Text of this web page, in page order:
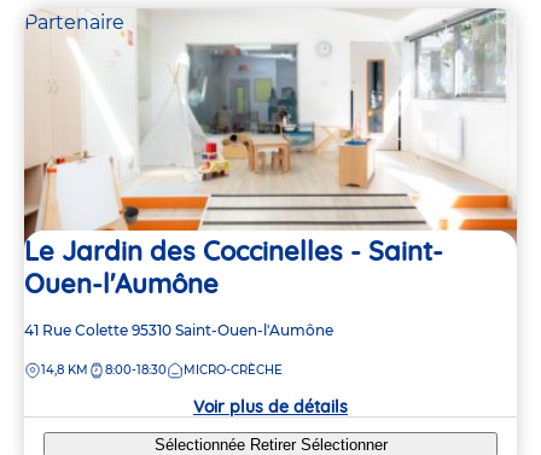
Partenaire
Le Jardin des Coccinelles - Saint-
Ouen-l'Aumône
Adresse
la
41 Rue Colette 95310 Saint-Ouen-l'Aumône
DISTANCE
14,8 KM 8:00-18:30 MICRO-CRÈCHE
Voir plus de détails
Sélectionnée Retirer Sélectionner